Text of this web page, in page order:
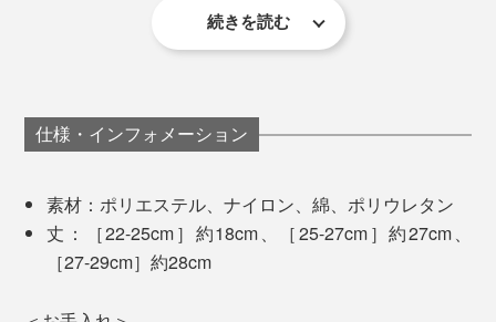
しっかりとしたホールド感はありつつも、窮屈さはな
く、履き心地は快適。スポーツ専用のサポーターソック
「クッション編み」と「テーピング編み」の合わせ技
た姿勢をキープ。足の筋肉が効率的に動くことで、“疲
れしらず”を実現しています。
本品「ロング丈」は、ふくらはぎの中央くらいの丈。ピ
ッタリサイズのパンプスには窮屈だと思いますが、スニ
足の見た目も、はっきり分かるくらい違ってびっくり。
続きを読む
仕様・インフォメーション
素材：ポリエステル、ナイロン、綿、ポリウレタン
丈：［22-25cm］約18cm、［25-27cm］約27cm、
［27-29cm］約28cm